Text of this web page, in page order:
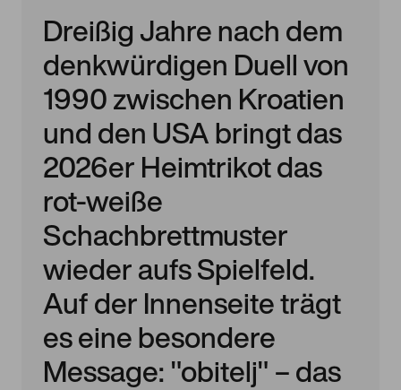
Dreißig Jahre nach dem
denkwürdigen Duell von
1990 zwischen Kroatien
und den USA bringt das
2026er Heimtrikot das
rot-weiße
Schachbrettmuster
wieder aufs Spielfeld.
Auf der Innenseite trägt
es eine besondere
Message: "obitelj" – das